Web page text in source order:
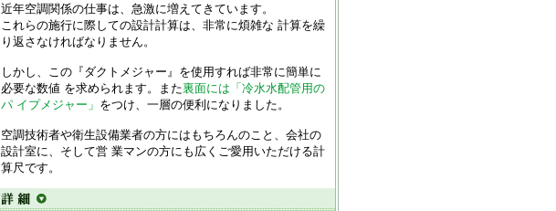
近年空調関係の仕事は、急激に増えてきています。
これらの施行に際しての設計計算は、非常に煩雑な 計算を繰
り返さなければなりません。
しかし、この『ダクトメジャー』を使用すれば非常に簡単に
必要な数値 を求められます。また裏面には「冷水水配管用の
パ イプメジャー」 をつけ、一層の便利になりました。
空調技術者や衛生設備業者の方にはもちろんのこと、会社の
設計室に、そして営 業マンの方にも広くご愛用いただける計
算尺です。